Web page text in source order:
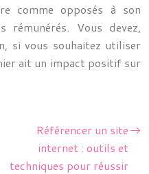
comme opposés à son
rémunérés. Vous devez,
si vous souhaitez utiliser
ait un impact positif sur
Référencer un site
internet : outils et
techniques pour réussir